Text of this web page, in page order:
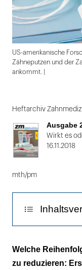
US-amerikanische
Zähneputzen und der
ankommt. |
1
von
Heftarchiv
Ausgabe
Wirkt es
16.11.2018
mth/pm
Fluorid
dem
Welche
zu reduzieren: